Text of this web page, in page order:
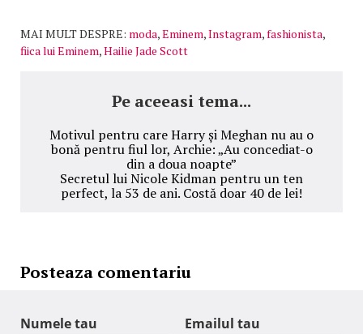
MAI MULT DESPRE: moda,Eminem,Instagram,fashionista,
fiica lui Eminem,Hailie Jade Scott
Pe aceeasi tema...
Motivul pentru care Harry și Meghan nu au o
bonă pentru fiul lor, Archie: „Au concediat-o
din a doua noapte”
Secretul lui Nicole Kidman pentru un ten
perfect, la 53 de ani. Costă doar 40 de lei!
Posteaza comentariu
Numele tau Emailul tau